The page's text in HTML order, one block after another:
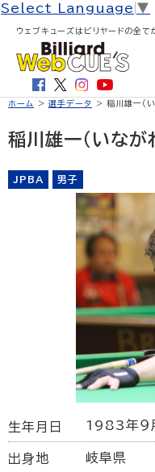
Select Language ▼
ウェブキューズはビリヤードの全て
ホーム > 選手データ > 稲川雄一（
稲川雄一（いなが
JPBA 男子
生年月日 1983年９
出身地 岐阜県